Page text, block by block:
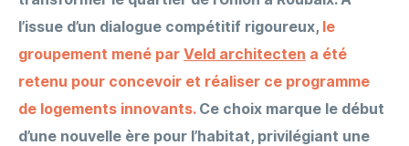
l’issue d’un dialogue compétitif rigoureux, le
groupement mené par Veld architecten a été
retenu pour concevoir et réaliser ce programme
de logements innovants.Ce choix marque le début
d’une nouvelle ère pour l’habitat, privilégiant une